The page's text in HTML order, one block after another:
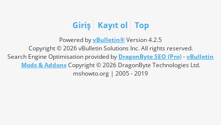
Giriş Kayıt ol Top
Powered byvBulletin®Version 4.2.5
Copyright © 2026 vBulletin Solutions Inc. All rights reserved.
Search Engine Optimisation provided by DragonByte SEO (Pro)-vBulletin
Mods & AddonsCopyright © 2026 DragonByte Technologies Ltd.
mshowto.org | 2005 - 2019